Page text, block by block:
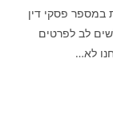
פסקי דין
לב לפרטים
לא…